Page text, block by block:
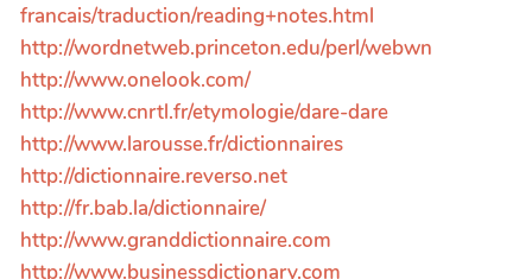
francais/traduction/reading+notes.html
http://wordnetweb.princeton.edu/perl/webwn
http://www.onelook.com/
http://www.cnrtl.fr/etymologie/dare-dare
http://www.larousse.fr/dictionnaires
http://dictionnaire.reverso.net
http://fr.bab.la/dictionnaire/
http://www.granddictionnaire.com
http://www.businessdictionary.com